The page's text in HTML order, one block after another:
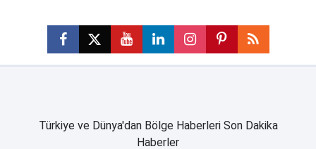
Türkiye ve Dünya'dan Bölge Haberleri Son Dakika
Haberler